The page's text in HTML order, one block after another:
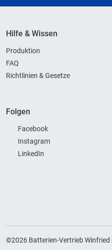
Hilfe & Wissen
Produktion
FAQ
Richtlinien & Gesetze
Folgen
Facebook
Instagram
LinkedIn
©2026 Batterien-Vertrieb Winfried